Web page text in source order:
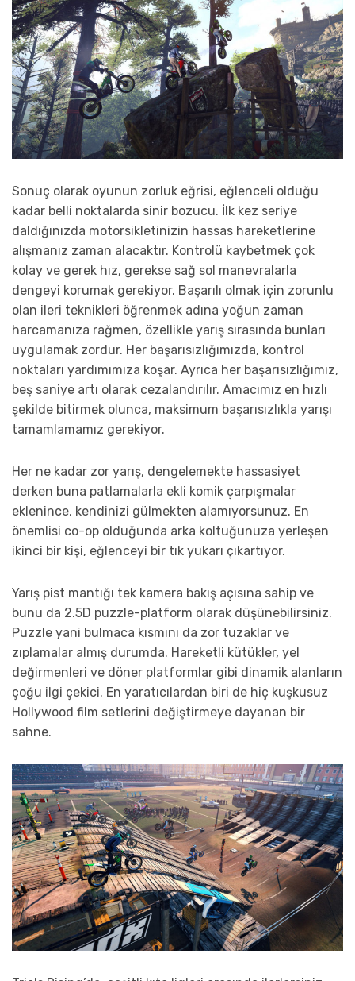
Sonuç olarak oyunun zorluk eğrisi, eğlenceli olduğu
kadar belli noktalarda sinir bozucu. İlk kez seriye
daldığınızda motorsikletinizin hassas hareketlerine
alışmanız zaman alacaktır. Kontrolü kaybetmek çok
kolay ve gerek hız, gerekse sağ sol manevralarla
dengeyi korumak gerekiyor. Başarılı olmak için zorunlu
olan ileri teknikleri öğrenmek adına yoğun zaman
harcamanıza rağmen, özellikle yarış sırasında bunları
uygulamak zordur. Her başarısızlığımızda, kontrol
noktaları yardımımıza koşar. Ayrıca her başarısızlığımız,
beş saniye artı olarak cezalandırılır. Amacımız en hızlı
şekilde bitirmek olunca, maksimum başarısızlıkla yarışı
tamamlamamız gerekiyor.
Her ne kadar zor yarış, dengelemekte hassasiyet
derken buna patlamalarla ekli komik çarpışmalar
eklenince, kendinizi gülmekten alamıyorsunuz. En
önemlisi co-op olduğunda arka koltuğunuza yerleşen
ikinci bir kişi, eğlenceyi bir tık yukarı çıkartıyor.
Yarış pist mantığı tek kamera bakış açısına sahip ve
bunu da 2.5D puzzle-platform olarak düşünebilirsiniz.
Puzzle yani bulmaca kısmını da zor tuzaklar ve
zıplamalar almış durumda. Hareketli kütükler, yel
değirmenleri ve döner platformlar gibi dinamik alanların
çoğu ilgi çekici. En yaratıcılardan biri de hiç kuşkusuz
Hollywood film setlerini değiştirmeye dayanan bir
sahne.